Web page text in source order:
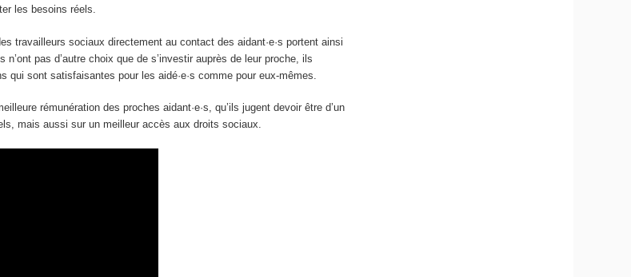
les besoins réels.
travailleurs sociaux directement au contact des aidant·e·s portent ainsi
n’ont pas d’autre choix que de s’investir auprès de leur proche, ils
qui sont satisfaisantes pour les aidé·e·s comme pour eux-mêmes.
rémunération des proches aidant·e·s, qu’ils jugent devoir être d’un
mais aussi sur un meilleur accès aux droits sociaux.